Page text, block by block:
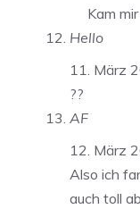
Kam
Hello
11. März
??
AF
12. März
Also ich
auch toll